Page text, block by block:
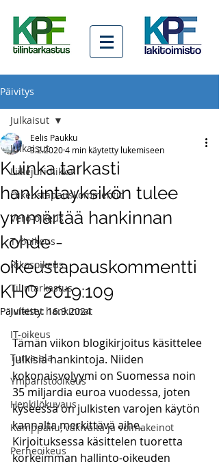
Päivitys
Julkaisut
Liikejuridiikka
Oikeustapauskommentit
Vero-oikeus
Työoikeus
Rikosoikeus
Tilintarkastus
Julkiset hankinnat
IT-oikeus
Turva-ala
Ympäristöoikeus
Henkilökuvaus
Kamppailu, väkivalta ja voimakeinot
Perheoikeus
Julkaisut
Kuinka tarkasti
hankintayksikön tulee
ymmärtää hankinnan
kohde -
oikeustapauskommentti
KHO 2019:109
Eelis Paukku
3.2.20204 min käytetty lukemiseen
Päivitetty:16.9.2024
Tämän viikon blogikirjoitus käsittelee
julkisia hankintoja. Niiden
kokonaisvolyymi on Suomessa noin
35 miljardia euroa vuodessa, joten
kyseessä on julkisten varojen käytön
kannalta merkittävä aihe.
Kirjoituksessa käsittelen tuoretta
korkeimman hallinto-oikeuden